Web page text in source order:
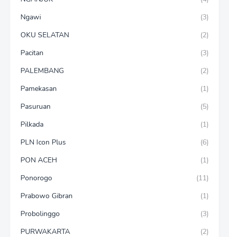
Ngawi
(3)
OKU SELATAN
(2)
Pacitan
(3)
PALEMBANG
(2)
Pamekasan
(1)
Pasuruan
(5)
Pilkada
(1)
PLN Icon Plus
(6)
PON ACEH
(1)
Ponorogo
(11)
Prabowo Gibran
(1)
Probolinggo
(3)
PURWAKARTA
(2)